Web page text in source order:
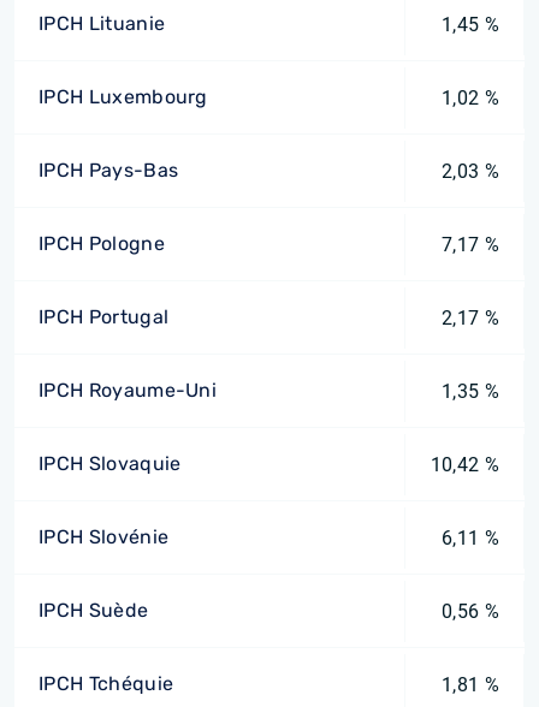
IPCH Lituanie 1,45 %
IPCH Luxembourg 1,02 %
IPCH Pays-Bas 2,03 %
IPCH Pologne 7,17 %
IPCH Portugal 2,17 %
IPCH Royaume-Uni 1,35 %
IPCH Slovaquie 10,42 %
IPCH Slovénie 6,11 %
IPCH Suède 0,56 %
IPCH Tchéquie 1,81 %